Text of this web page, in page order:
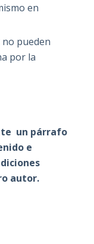
en
no pueden
por la
un párrafo
e
autor.